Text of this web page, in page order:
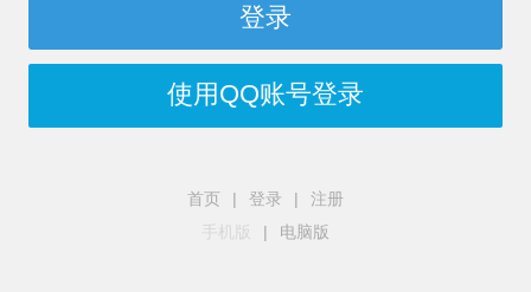
登录
使用QQ账号登录
首页 | 登录 |
注册
手机版
| 电脑版